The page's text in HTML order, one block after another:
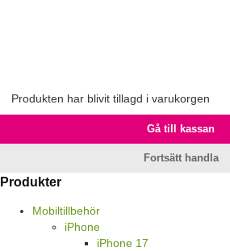
Produkten har blivit tillagd i varukorgen
Gå till kassan
Fortsätt handla
Produkter
Mobiltillbehör
iPhone
iPhone 17